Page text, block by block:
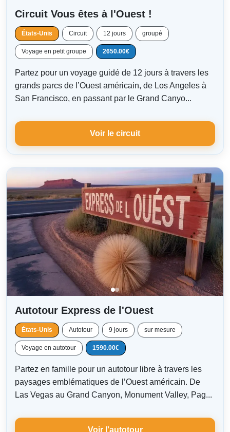
Circuit Vous êtes à l'Ouest !
États-Unis Circuit 12 jours groupé
Voyage en petit groupe 2650.00€
Partez pour un voyage guidé de 12 jours à travers les
grands parcs de l’Ouest américain, de Los Angeles à
San Francisco, en passant par le Grand Canyo...
Voir le circuit
Autotour Express de l'Ouest
États-Unis Autotour 9 jours sur mesure
Voyage en autotour 1590.00€
Partez en famille pour un autotour libre à travers les
paysages emblématiques de l’Ouest américain. De
Las Vegas au Grand Canyon, Monument Valley, Pag...
Voir l'autotour